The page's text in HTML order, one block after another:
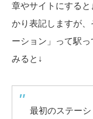
章やサイトにする
かり表記しますが
ーション」って駅
みると↓
最初のステー